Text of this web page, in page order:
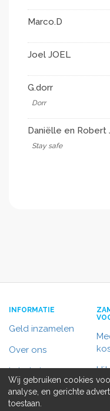
Marco.D
Joel JOEL
G.dorr
Dorr
Daniëlle en Robert
Stay safe
INFORMATIE
Geld inzamelen
Over ons
In het nieuws
Contact
Wij gebruiken cookies
analyse, en gerichte
toestaan.